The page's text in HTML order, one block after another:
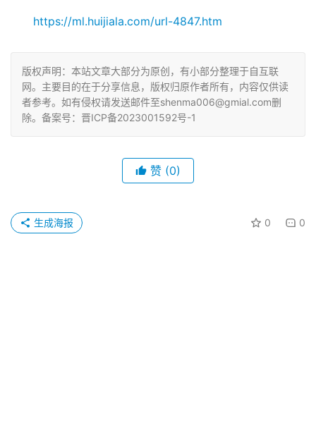
https://ml.huijiala.com/url-4847.htm
版权声明：本站文章大部分为原创，有小部分整理于自互联
网。主要目的在于分享信息，版权归原作者所有，内容仅供读
者参考。如有侵权请发送邮件至shenma006@gmial.com删
除。备案号：晋ICP备2023001592号-1
赞 (0)
0 0
生成海报